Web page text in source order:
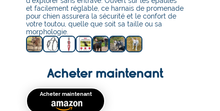
et facilement réglable, ce harnais de promenade
pour chien assurera la sécurité et le confort de
votre toutou, quelle que soit sa taille ou sa
morphologie.
Acheter maintenant
Acheter maintenant